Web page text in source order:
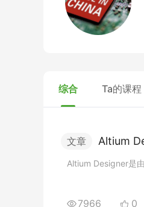
综合 Ta的课程
文章 Altium D
Altium Designer是由
7966 0